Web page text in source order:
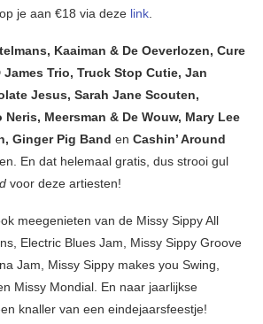
je aan €18 via deze link.
Kaaiman & De Oeverlozen, Cure
Trio, Truck Stop Cutie, Jan
Jesus, Sarah Jane Scouten,
Meersman & De Wouw, Mary Lee
Ginger Pig Band en Cashin’ Around
En dat helemaal gratis, dus strooi gul
voor deze artiesten!
meegenieten van de Missy Sippy All
Electric Blues Jam, Missy Sippy Groove
Jam, Missy Sippy makes you Swing,
Missy Mondial. En naar jaarlijkse
knaller van een eindejaarsfeestje!